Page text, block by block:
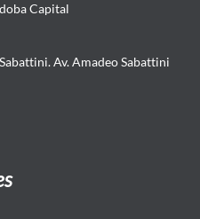
Capital
Av. Amadeo Sabattini